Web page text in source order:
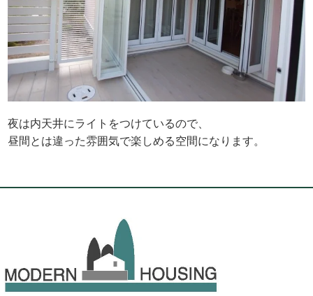
夜は内天井にライトをつけているので、
昼間とは違った雰囲気で楽しめる空間になります。